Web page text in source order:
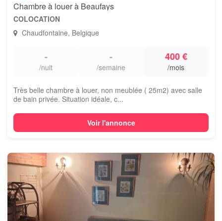
Chambre à louer à Beaufays
COLOCATION
Chaudfontaine, Belgique
-
/nuit
-
/semaine
400 €
/mois
Très belle chambre à louer, non meublée ( 25m2) avec salle
de bain privée. Situation idéale, c...
Voir l'annonce